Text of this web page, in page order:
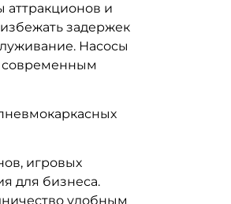
аттракционов и
задержек
Насосы
современным
игровых
для бизнеса.
удобным